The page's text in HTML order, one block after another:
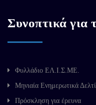
Συνοπτικά για
Φυλλάδιο ΕΛ.Ι.Σ.ΜΕ.
Μηνιαία Ενημερωτικά
Πρόσκληση για έρευνα